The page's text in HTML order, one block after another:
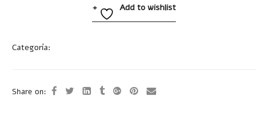
Add to wishlist
Categoría:
Share on: